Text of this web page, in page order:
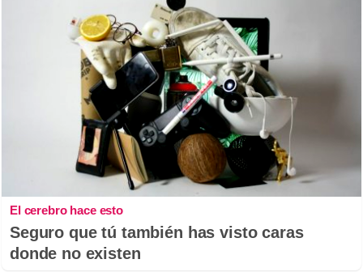
El cerebro hace esto
Seguro que tú también has visto caras
donde no existen